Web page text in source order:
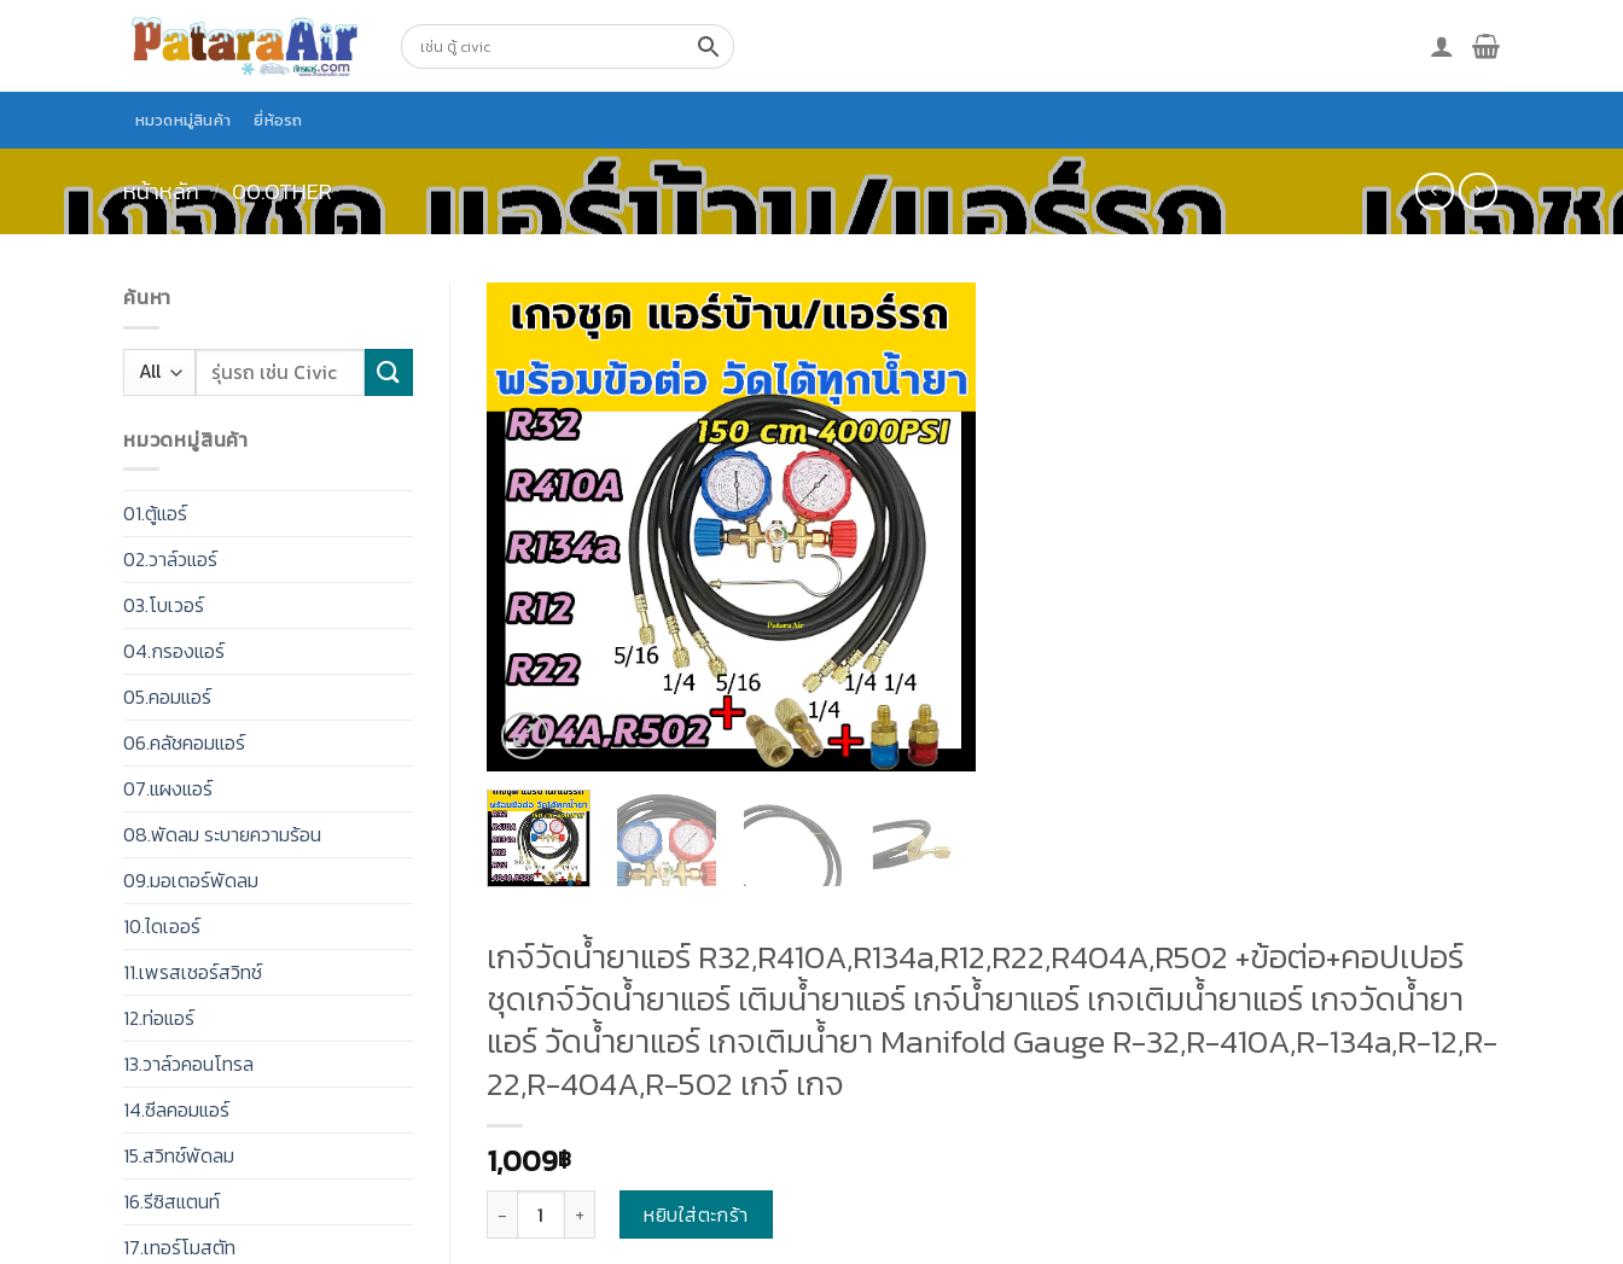
หมวดหมู่สินค้า ยี่ห้อรถ
หน้าหลัก / 00.OTHER
ค้นหา
หมวดหมู่สินค้า
01.ตู้แอร์
02.วาล์วแอร์
03.โบเวอร์
04.กรองแอร์
05.คอมแอร์
06.คลัชคอมแอร์
07.แผงแอร์
08.พัดลม ระบายความร้อน
09.มอเตอร์พัดลม
10.ไดเออร์
11.เพรสเชอร์สวิทช์
12.ท่อแอร์
13.วาล์วคอนโทรล
14.ซีลคอมแอร์
15.สวิทช์พัดลม
16.รีซิสแตนท์
17.เทอร์โมสตัท
เกจ์วัดน้ำยาแอร์ R32,R410A,R134a,R12,R22,R404A,R502 +ข้อต่อ+คอปเปอร์
ชุดเกจ์วัดน้ำยาแอร์ เติมน้ำยาแอร์ เกจ์น้ำยาแอร์ เกจเติมน้ำยาแอร์ เกจวัดน้ำยา
แอร์ วัดน้ำยาแอร์ เกจเติมน้ำยา Manifold Gauge R-32,R-410A,R-134a,R-12,R-
22,R-404A,R-502 เกจ์ เกจ
1,009฿
หยิบใส่ตะกร้า